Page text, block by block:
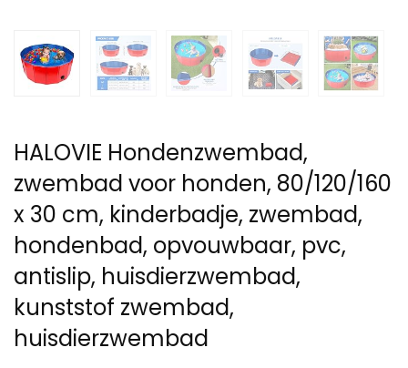
HALOVIE Hondenzwembad,
zwembad voor honden, 80/120/160
x 30 cm, kinderbadje, zwembad,
hondenbad, opvouwbaar, pvc,
antislip, huisdierzwembad,
kunststof zwembad,
huisdierzwembad